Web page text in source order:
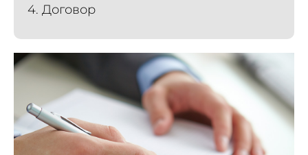
4. Договор